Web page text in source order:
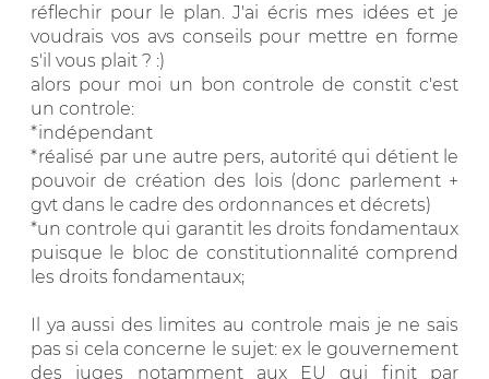
réflechir pour le plan. J'ai écris mes idées et je
voudrais vos avs conseils pour mettre en forme
s'il vous plait ? :)
alors pour moi un bon controle de constit c'est
un controle:
*indépendant
*réalisé par une autre pers, autorité qui détient le
pouvoir de création des lois (donc parlement +
gvt dans le cadre des ordonnances et décrets)
*un controle qui garantit les droits fondamentaux
puisque le bloc de constitutionnalité comprend
les droits fondamentaux;
Il ya aussi des limites au controle mais je ne sais
pas si cela concerne le sujet: ex le gouvernement
des juges notamment aux EU qui finit par